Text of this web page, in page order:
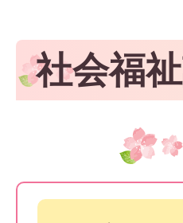
社会福